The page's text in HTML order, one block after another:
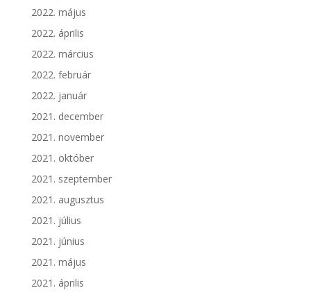
2022. május
2022. április
2022. március
2022. február
2022. január
2021. december
2021. november
2021. október
2021. szeptember
2021. augusztus
2021. július
2021. június
2021. május
2021. április